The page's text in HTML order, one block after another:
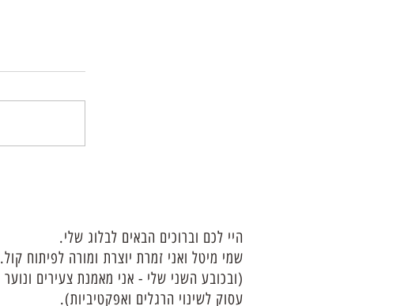
היי לכם וברוכים הבאים לבלוג שלי.
שמי מיטל ואני זמרת יוצרת ומורה לפיתוח קול.
(ובכובע השני שלי - אני מאמנת צעירים ונוער
עסוק לשינוי הרגלים ואפקטיביות).